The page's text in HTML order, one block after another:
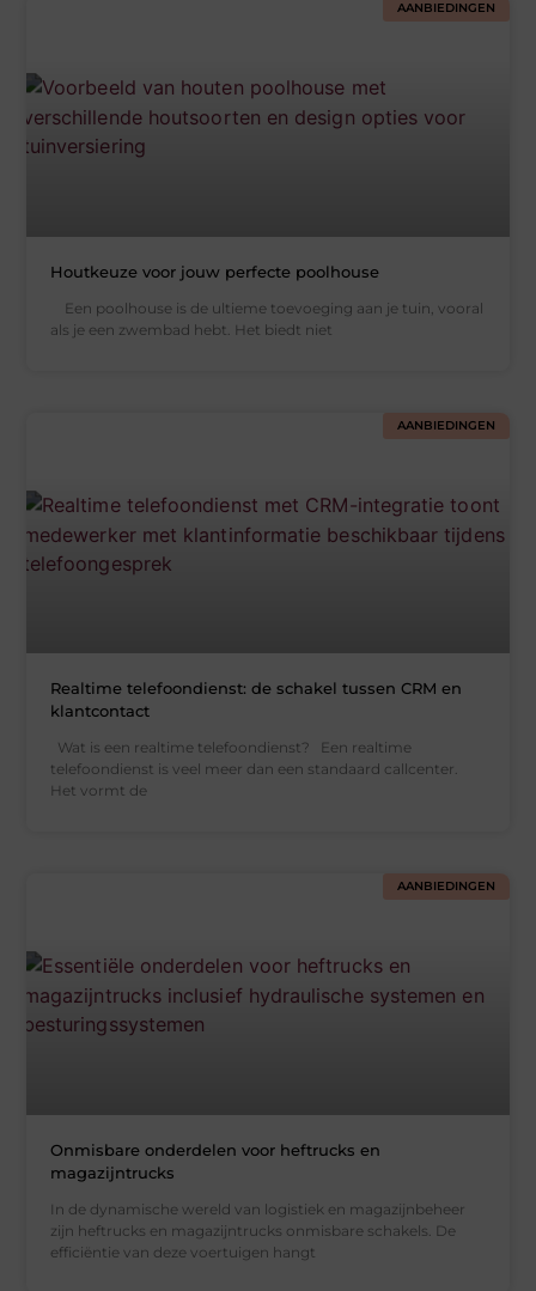
AANBIEDINGEN
Houtkeuze voor jouw perfecte poolhouse
Een poolhouse is de ultieme toevoeging aan je tuin, vooral
als je een zwembad hebt. Het biedt niet
AANBIEDINGEN
Realtime telefoondienst: de schakel tussen CRM en
klantcontact
Wat is een realtime telefoondienst? Een realtime
telefoondienst is veel meer dan een standaard callcenter.
Het vormt de
AANBIEDINGEN
Onmisbare onderdelen voor heftrucks en
magazijntrucks
In de dynamische wereld van logistiek en magazijnbeheer
zijn heftrucks en magazijntrucks onmisbare schakels. De
efficiëntie van deze voertuigen hangt